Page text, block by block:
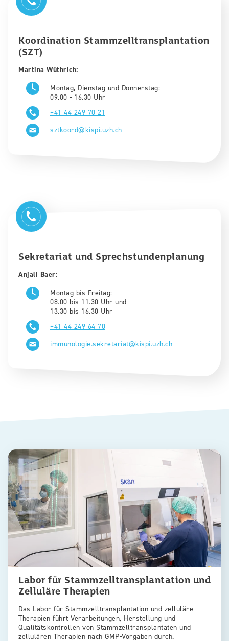
Koordination Stammzelltransplantation
(SZT)
Martina Wüthrich:
Montag, Dienstag und Donnerstag:
09.00 - 16.30 Uhr
+41 44 249 70 21
sztkoord@kispi.uzh.ch
Sekretariat und Sprechstundenplanung
Anjali Baer:
Montag bis Freitag:
08.00 bis 11.30 Uhr und
13.30 bis 16.30 Uhr
+41 44 249 64 70
immunologie.sekretariat@kispi.uzh.ch
Labor für Stammzelltransplantation und
Zelluläre Therapien
Das Labor für Stammzelltransplantation und zelluläre
Therapien führt Verarbeitungen, Herstellung und
Qualitätskontrollen von Stammzelltransplantaten und
zellulären Therapien nach GMP-Vorgaben durch.